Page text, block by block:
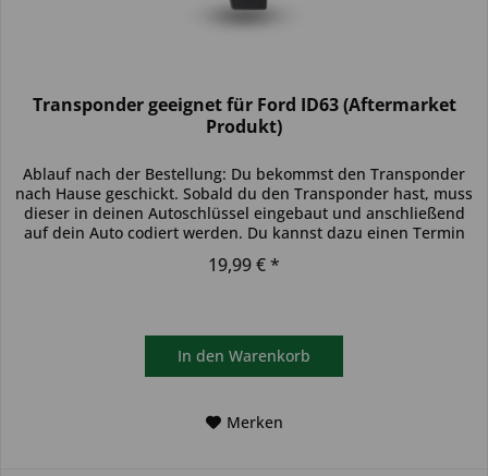
Transponder geeignet für Ford ID63 (Aftermarket
Produkt)
Ablauf nach der Bestellung: Du bekommst den Transponder
nach Hause geschickt. Sobald du den Transponder hast, muss
dieser in deinen Autoschlüssel eingebaut und anschließend
auf dein Auto codiert werden. Du kannst dazu einen Termin
19,99 € *
In den Warenkorb
Merken